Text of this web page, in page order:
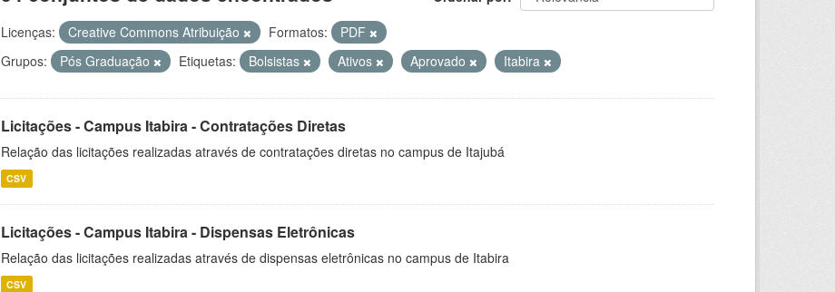
Licenças: Creative Commons Atribuição Formatos:
PDF
Grupos:
Pós Graduação Etiquetas: Bolsistas Ativos Aprovado Itabira
Licitações - Campus Itabira - Contratações Diretas
Relação das licitações realizadas através de contratações diretas no campus de Itajubá
CSV
Licitações - Campus Itabira - Dispensas Eletrônicas
Relação das licitações realizadas através de dispensas eletrônicas no campus de Itabira
CSV